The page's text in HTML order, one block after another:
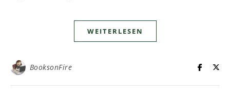
WEITERLESEN
BooksonFire